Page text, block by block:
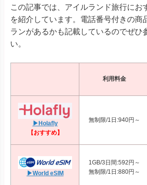
この記事では、アイルランド旅行にお
を紹介しています。電話番号付きの商
ランがあるかも記載しているのでぜひ
い。
利用料金
▶Holafly
【おすすめ】
無制限/1日:940円～
▶World eSIM
1GB/3日間:592円～
無制限/1日:880円～